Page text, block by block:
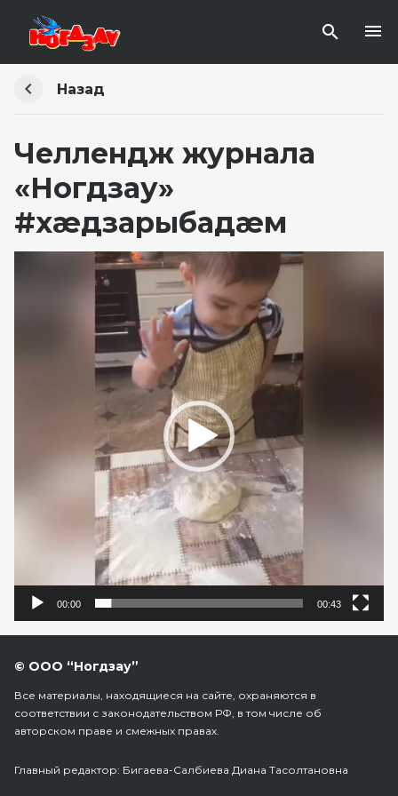
Назад
Челлендж журнала
«Ногдзау»
#хæдзарыбадæм
Видеоплеер
00:00 00:43
© ООО “Ногдзау”
Все материалы, находящиеся на сайте, охраняются в
соответствии с законодательством РФ, в том числе об
авторском праве и смежных правах.
Главный редактор: Бигаева-Салбиева Диана Тасолтановна